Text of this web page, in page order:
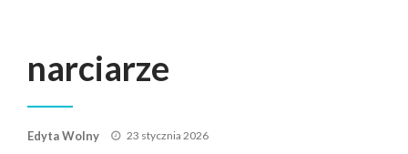
narciarze
Edyta Wolny
Posted
23 stycznia 2026